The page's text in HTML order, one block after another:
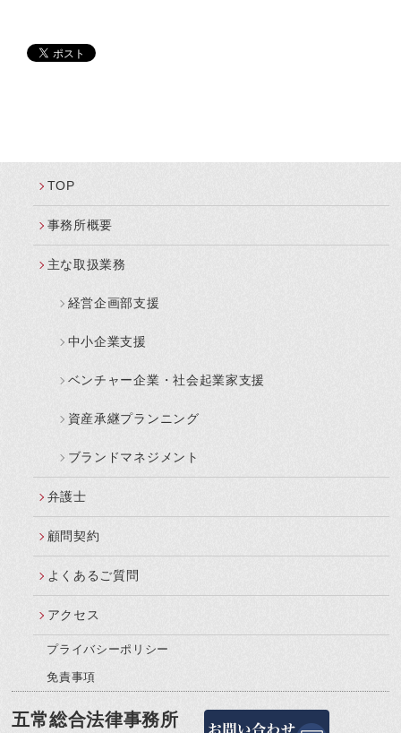
TOP
事務所概要
主な取扱業務
経営企画部支援
中小企業支援
ベンチャー企業・社会起業家支援
資産承継プランニング
ブランドマネジメント
弁護士
顧問契約
よくあるご質問
アクセス
プライバシーポリシー
免責事項
五常総合法律事務所